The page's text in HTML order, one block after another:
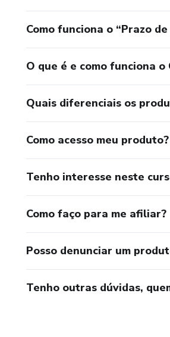
Como funciona o “Prazo
O que é e como funciona
Quais diferenciais os
Como acesso meu produto?
Tenho interesse neste
Como faço para me afiliar?
Posso denunciar um
Tenho outras dúvidas,